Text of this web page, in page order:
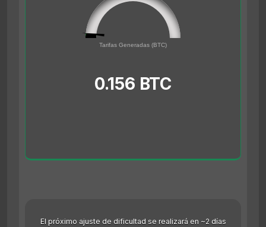
Tarifas Generadas (BTC)
0.156 BTC
El próximo ajuste de dificultad se realizará en ~2 días